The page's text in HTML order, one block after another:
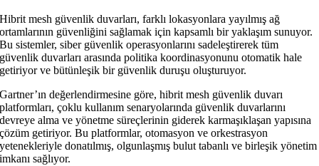
Hibrit mesh güvenlik duvarları, farklı lokasyonlara yayılmış ağ
ortamlarının güvenliğini sağlamak için kapsamlı bir yaklaşım sunuyor.
Bu sistemler, siber güvenlik operasyonlarını sadeleştirerek tüm
güvenlik duvarları arasında politika koordinasyonunu otomatik hale
getiriyor ve bütünleşik bir güvenlik duruşu oluşturuyor.
Gartner’ın değerlendirmesine göre, hibrit mesh güvenlik duvarı
platformları, çoklu kullanım senaryolarında güvenlik duvarlarını
devreye alma ve yönetme süreçlerinin giderek karmaşıklaşan yapısına
çözüm getiriyor. Bu platformlar, otomasyon ve orkestrasyon
yetenekleriyle donatılmış, olgunlaşmış bulut tabanlı ve birleşik yönetim
imkanı sağlıyor.